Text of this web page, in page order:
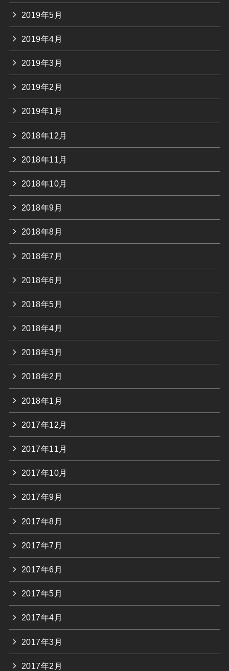
2019年5月
2019年4月
2019年3月
2019年2月
2019年1月
2018年12月
2018年11月
2018年10月
2018年9月
2018年8月
2018年7月
2018年6月
2018年5月
2018年4月
2018年3月
2018年2月
2018年1月
2017年12月
2017年11月
2017年10月
2017年9月
2017年8月
2017年7月
2017年6月
2017年5月
2017年4月
2017年3月
2017年2月